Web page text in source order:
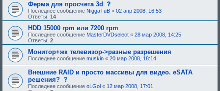
Ферма для просчета 3d
о
б
щ
е
н
и
е
,
т
р
е
у
Последнее сообщение NiggaTuB « 02 апр 2008, 16:53
Ответы: 14
HDD 15000 rpm или 7200 rpm
Последнее сообщение MasterDVDselect « 28 мар 2008, 14:25
Ответы: 2
Монитор+жк телевизор->разные разрешения
Последнее сообщение muskin « 20 мар 2008, 18:14
Внешние RAID и просто массивы для видео. eSATA
решения?
о
Последнее сообщение oLGol « 12 мар 2008, 17:01